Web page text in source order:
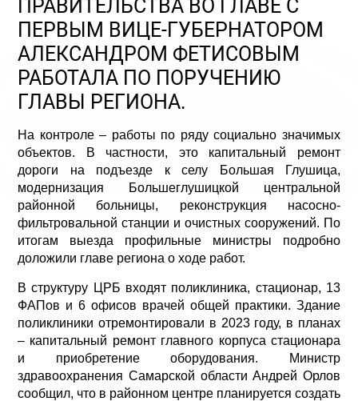
ПРАВИТЕЛЬСТВА ВО ГЛАВЕ С
ПЕРВЫМ ВИЦЕ-ГУБЕРНАТОРОМ
АЛЕКСАНДРОМ ФЕТИСОВЫМ
РАБОТАЛА ПО ПОРУЧЕНИЮ
ГЛАВЫ РЕГИОНА.
На контроле – работы по ряду социально значимых
объектов. В частности, это капитальный ремонт
дороги на подъезде к селу Большая Глушица,
модернизация Большеглушицкой центральной
районной больницы, реконструкция насосно-
фильтровальной станции и очистных сооружений. По
итогам выезда профильные министры подробно
доложили главе региона о ходе работ.
В структуру ЦРБ входят поликлиника, стационар, 13
ФАПов и 6 офисов врачей общей практики. Здание
поликлиники отремонтировали в 2023 году, в планах
– капитальный ремонт главного корпуса стационара
и приобретение оборудования. Министр
здравоохранения Самарской области Андрей Орлов
сообщил, что в районном центре планируется создать